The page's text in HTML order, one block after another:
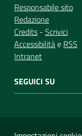
Responsabile sito
Redazione
Credits - Scrivici
Accessibilitàe RSS
Intranet
SEGUICI SU